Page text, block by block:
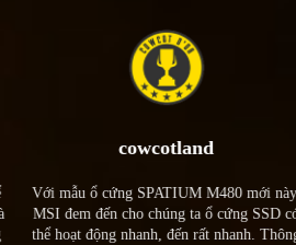
cowcotland
Với mẫu ổ cứng SPATIUM M480 mới này,
MSI đem đến cho chúng ta ổ cứng SSD có
thể hoạt động nhanh, đến rất nhanh. Thông